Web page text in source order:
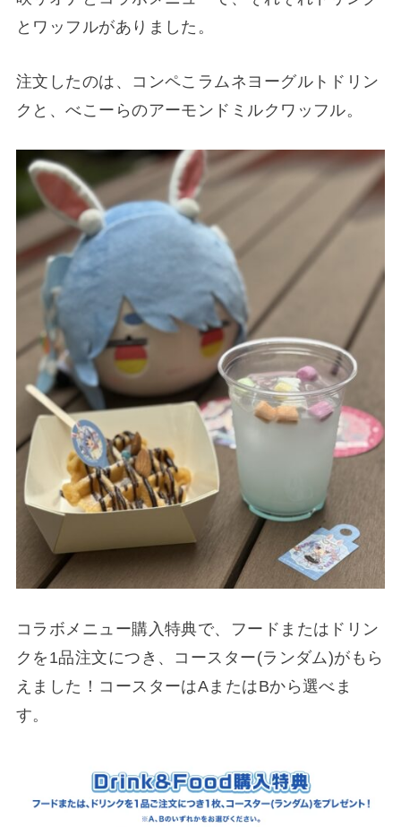
とワッフルがありました。
注文したのは、コンペこラムネヨーグルトドリン
クと、べこーらのアーモンドミルクワッフル。
コラボメニュー購入特典で、フードまたはドリン
クを1品注文につき、コースター(ランダム)がもら
えました！コースターはAまたはBから選べま
す。